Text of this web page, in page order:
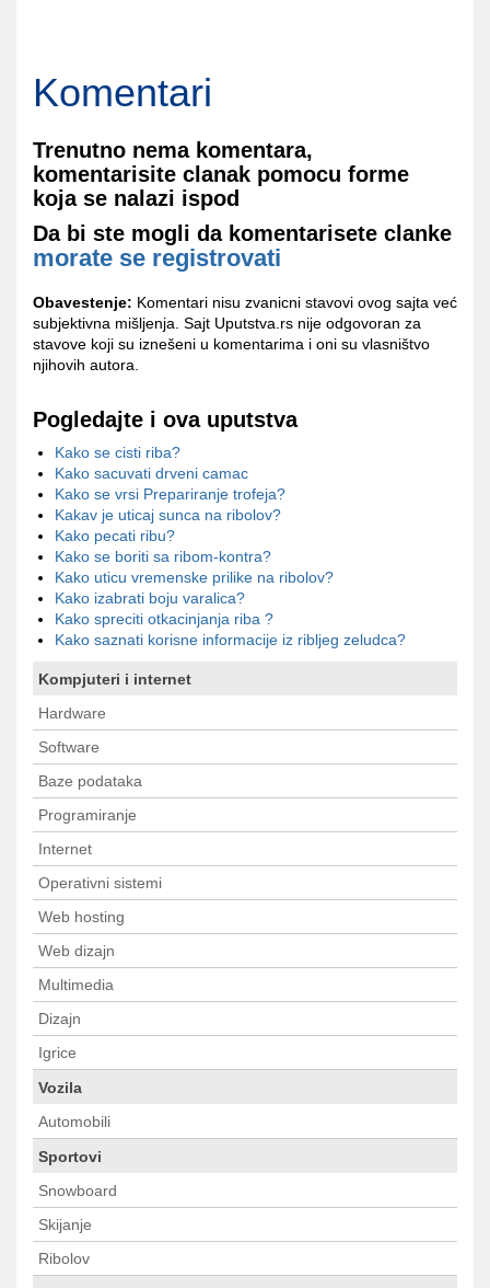
Komentari
Trenutno nema komentara,
komentarisite clanak pomocu forme
koja se nalazi ispod
Da bi ste mogli da komentarisete clanke
morate se registrovati
Obavestenje: Komentari nisu zvanicni stavovi ovog sajta već
subjektivna mišljenja. Sajt Uputstva.rs nije odgovoran za
stavove koji su iznešeni u komentarima i oni su vlasništvo
njihovih autora.
Pogledajte i ova uputstva
Kako se cisti riba?
Kako sacuvati drveni camac
Kako se vrsi Prepariranje trofeja?
Kakav je uticaj sunca na ribolov?
Kako pecati ribu?
Kako se boriti sa ribom-kontra?
Kako uticu vremenske prilike na ribolov?
Kako izabrati boju varalica?
Kako spreciti otkacinjanja riba ?
Kako saznati korisne informacije iz ribljeg zeludca?
Kompjuteri i internet
Hardware
Software
Baze podataka
Programiranje
Internet
Operativni sistemi
Web hosting
Web dizajn
Multimedia
Dizajn
Igrice
Vozila
Automobili
Sportovi
Snowboard
Skijanje
Ribolov